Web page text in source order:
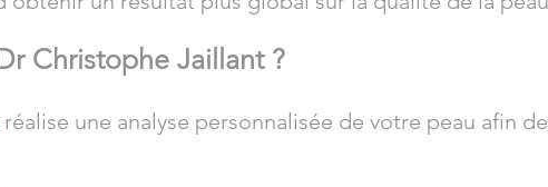
Christophe Jaillant ?
réalise une analyse personnalisée de votre peau afin